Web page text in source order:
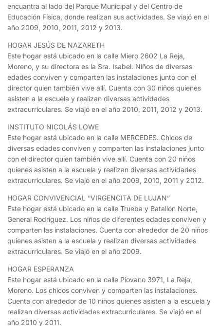
encuantra al lado del Parque Municipal y del Centro de
Educación Física, donde realizan sus actividades. Se viajó en el
año 2009, 2010, 2011, 2012 y 2013.
HOGAR JESÚS DE NAZARETH
Este hogar está ubicado en la calle Miero 2602 La Reja,
Moreno, y su directora es la Sra. Isabel. Niños de diversas
edades conviven y comparten las instalaciones junto con el
director quien también vive allí. Cuenta con 30 niños quienes
asisten a la escuela y realizan diversas actividades
extracurriculares. Se viajó en el año 2010, 2011, 2012 y 2013.
INSTITUTO NICOLÁS LOWE
Este hogar está ubicado en la calle MERCEDES. Chicos de
diversas edades conviven y comparten las instalaciones junto
con el director quien también vive allí. Cuenta con 20 niños
quienes asisten a la escuela y realizan diversas actividades
extracurriculares. Se viajó en el año 2009, 2010, 2011 y 2012.
HOGAR CONVIVENCIAL “VIRGENCITA DE LUJAN”
Este hogar está ubicado en la calle Trueba y Batallón Norte,
General Rodríguez. Los niños de diferentes edades conviven y
comparten las instalaciones. Cuenta con alrededor de 20 niños
quienes asisten a la escuela y realizan diversas actividades
extracurriculares. Se viajó en el año 2009.
HOGAR ESPERANZA
Este hogar está ubicado en la calle Piovano 3971, La Reja,
Moreno. Los chicos conviven y comparten las instalaciones.
Cuenta con alrededor de 10 niños quienes asisten a la escuela y
realizan diversas actividades extracurriculares. Se viajó en el
año 2010 y 2011.